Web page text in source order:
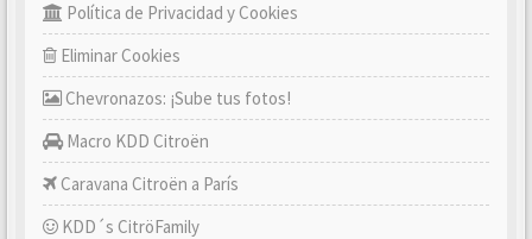
Política de Privacidad y Cookies
Eliminar Cookies
Chevronazos: ¡Sube tus fotos!
Macro KDD Citroën
Caravana Citroën a París
KDD´s CitröFamily